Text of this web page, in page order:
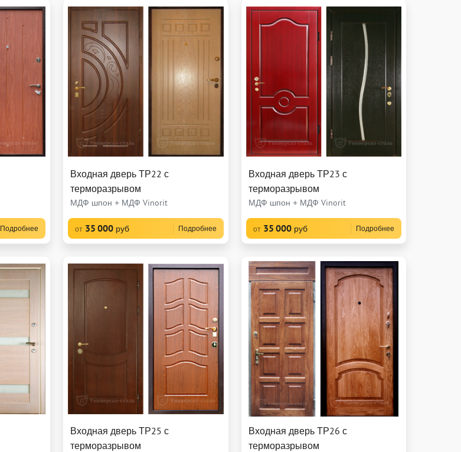
Подробнее
Входная дверь ТР22 с
терморазрывом
МДФ шпон + МДФ Vinorit
от 35 000 руб Подробнее
Входная дверь ТР23 с
терморазрывом
МДФ шпон + МДФ Vinorit
от 35 000 руб Подробнее
Входная дверь ТР25 с
терморазрывом
Входная дверь ТР26 с
терморазрывом